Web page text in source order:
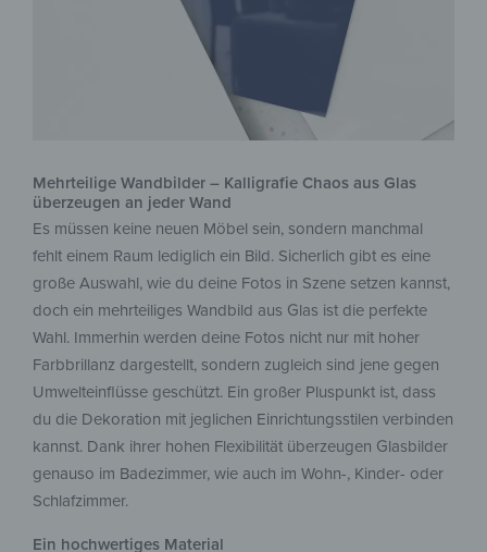
Mehrteilige Wandbilder – Kalligrafie Chaos aus Glas
überzeugen an jeder Wand
Es müssen keine neuen Möbel sein, sondern manchmal
fehlt einem Raum lediglich ein Bild. Sicherlich gibt es eine
große Auswahl, wie du deine Fotos in Szene setzen kannst,
doch ein mehrteiliges Wandbild aus Glas ist die perfekte
Wahl. Immerhin werden deine Fotos nicht nur mit hoher
Farbbrillanz dargestellt, sondern zugleich sind jene gegen
Umwelteinflüsse geschützt. Ein großer Pluspunkt ist, dass
du die Dekoration mit jeglichen Einrichtungsstilen verbinden
kannst. Dank ihrer hohen Flexibilität überzeugen Glasbilder
genauso im Badezimmer, wie auch im Wohn-, Kinder- oder
Schlafzimmer.
Ein hochwertiges Material